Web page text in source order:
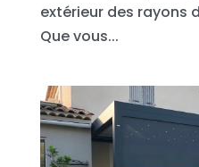
extérieur des rayons
Que vous...